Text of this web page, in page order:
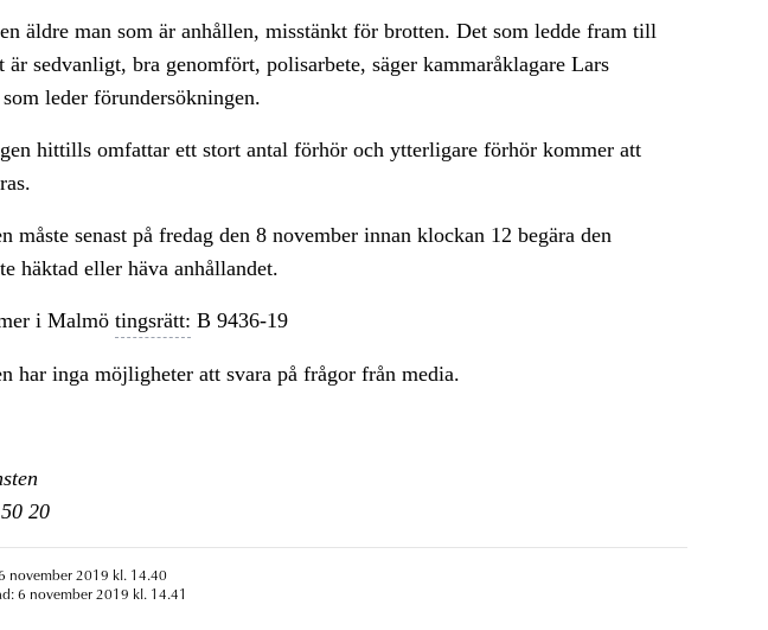
äldre man som är anhållen, misstänkt för brotten. Det som ledde fram till
är sedvanligt, bra genomfört, polisarbete, säger kammaråklagare Lars
leder förundersökningen.
hittills omfattar ett stort antal förhör och ytterligare förhör kommer att
måste senast på fredag den 8 november innan klockan 12 begära den
häktad eller häva anhållandet.
i Malmö tingsrätt: B 9436-19
har inga möjligheter att svara på frågor från media.
20
november 2019 kl. 14.40
6 november 2019 kl. 14.41